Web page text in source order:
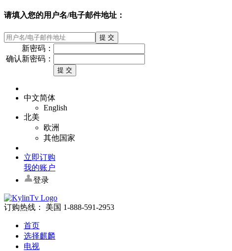
请填入您的用户名/电子邮件地址：
新密码：
确认新密码：
中文简体
English
北美
欧洲
其他国家
立即订购
我的账户
登录
订购热线： 美国 1-888-591-2953
首页
选择麒麟
电视